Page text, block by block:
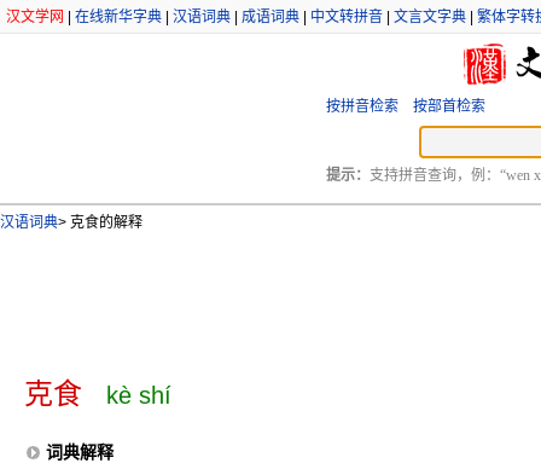
汉文学网 在线新华字典 汉语词典 成语词典 中文转拼音 文言文字典 繁体字转
按拼音检索 按部首检索
提示： 支持拼音查询，例：“wen
汉语词典> 克食的解释
克食 kè shí
词典解释